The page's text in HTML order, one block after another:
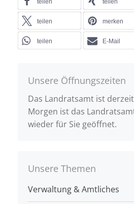
teilen teilen
teilen merken
teilen E-Mail
Unsere Öffnungszeiten
Das Landratsamt ist
Morgen ist das
wieder für Sie geöffnet.
Unsere Themen
Verwaltung & Amtliches